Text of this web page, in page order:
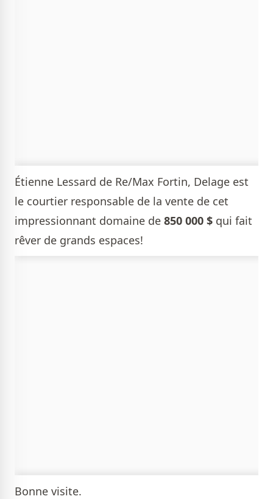
Étienne Lessard de Re/Max Fortin, Delage est
le courtier responsable de la vente de cet
impressionnant domaine de 850 000 $ qui fait
rêver de grands espaces!
Bonne visite.